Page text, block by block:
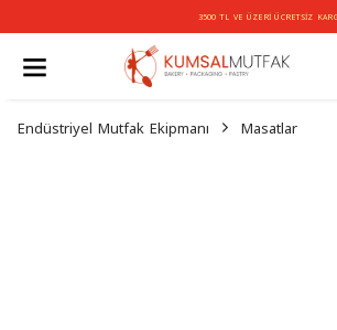
3500 TL VE ÜZERİ ÜCRETSİZ KARGO
Endüstriyel Mutfak Ekipmanı Masatlar